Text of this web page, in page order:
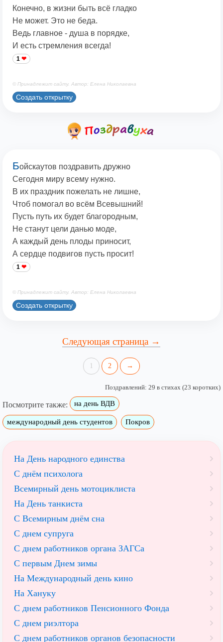
Конечно, в жизни быть всё гладко
Не может. Это не беда.
Ведь главное - душа в порядке,
И есть стремления всегда!
1
© Принадлежит сайту. Автор: Елена Николаевна
Создать открытку
Бойскаутов поздравить дружно
Сегодня миру всему нужно.
В их праздник пожелать не лишне,
Чтоб помогал во всём Всевышний!
Пусть путь их будет благородным,
Не станут цели данью моде,
А каждый день плоды приносит,
А сердце подвигов пусть просит!
1
© Принадлежит сайту. Автор: Елена Николаевна
Создать открытку
Следующая страница →
1 2 →
Поздравлений: 29 в стихах (23 коротких)
Посмотрите также: на день ВДВ
международный день студентов Покров
На День народного единства
С днём психолога
Всемирный день мотоциклиста
На День танкиста
С Всемирным днём сна
С днем супруга
С днем работников органа ЗАГСа
С первым Днем зимы
На Международный день кино
На Хануку
С днем работников Пенсионного Фонда
С днем риэлтора
С днем работников органов безопасности